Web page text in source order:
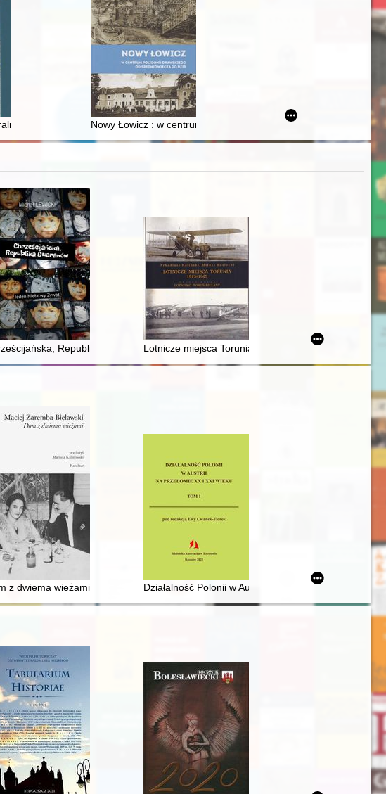
mieszczaństwa w 2. poł. XIX w
synów szlacheckich w XVI-wiecznej Rzeczypospolitej
Nowy Łowicz : w centrum poligonu drawskiego od średniowiecza
z Trójcy-Zawichostu : nota wstępna = The early medieval numismatic
Republika Guaranów : jeden niełatwy żywot
Lotnicze miejsca Torunia 1913-1945. Z. 2,
tropy w tradycji feministycznej
praca zbiorowa. T. 11
z dwiema wieżami Działalność Polonii w Austrii na przełomie XX i XXI